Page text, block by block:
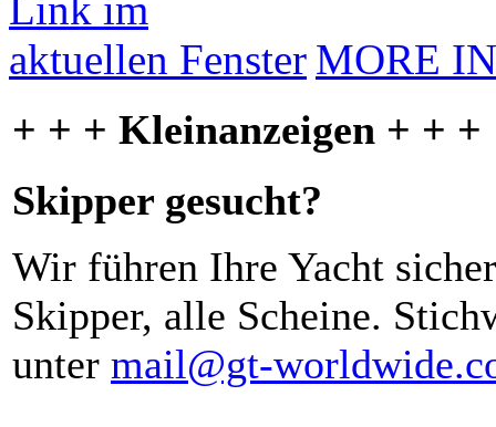
MORE
+ + + Kleinanzeigen + + +
Skipper gesucht?
Wir führen Ihre Yacht
Skipper, alle Scheine.
unter mail@gt-